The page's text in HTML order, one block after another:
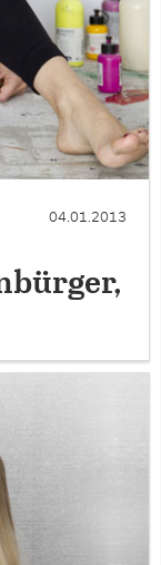
04.01.2013